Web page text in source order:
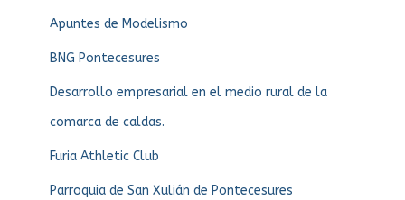
Apuntes de Modelismo
BNG Pontecesures
Desarrollo empresarial en el medio rural de la
comarca de caldas.
Furia Athletic Club
Parroquia de San Xulián de Pontecesures